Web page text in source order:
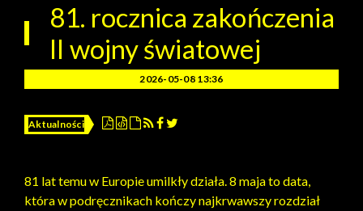
81. rocznica zakończenia
II wojny światowej
2026-05-08 13:36
Aktualności
81 lat temu w Europie umilkły działa. 8 maja to data,
która w podręcznikach kończy najkrwawszy rozdział